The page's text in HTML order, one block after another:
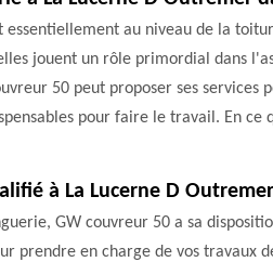
essentiellement au niveau de la
jouent un rôle primordial dans
50 peut proposer ses services
pour faire le travail. En ce
à La Lucerne D Outremer
GW couvreur 50 a sa
prendre en charge de vos travaux